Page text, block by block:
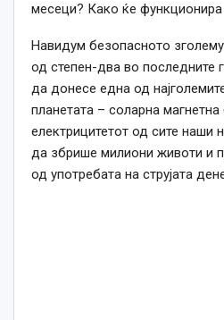
месеци? Како ќе функционира
Навидум безопасното
од степен-два во последните
да донесе една од
планетата – соларна
електрицитетот од сите наши
да збрише милиони животи и
од употребата на струјата